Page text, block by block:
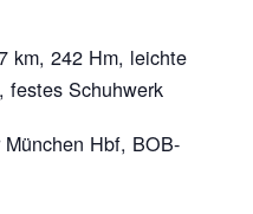
km, 242 Hm, leichte
festes Schuhwerk
Hbf, BOB-